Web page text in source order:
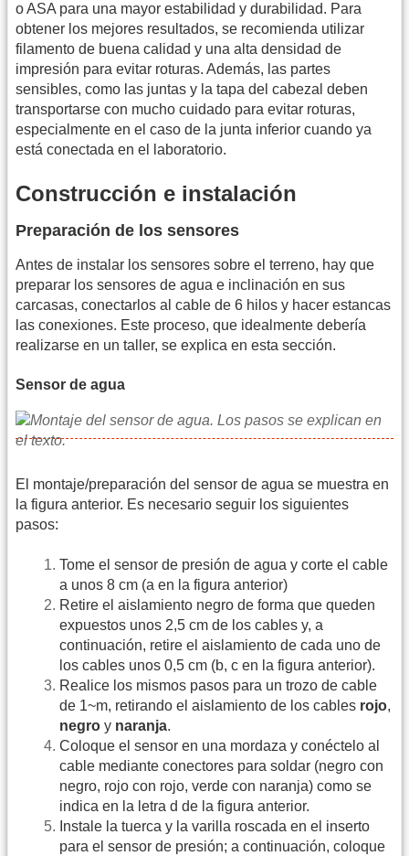
o ASA para una mayor estabilidad y durabilidad. Para
obtener los mejores resultados, se recomienda utilizar
filamento de buena calidad y una alta densidad de
impresión para evitar roturas. Además, las partes
sensibles, como las juntas y la tapa del cabezal deben
transportarse con mucho cuidado para evitar roturas,
especialmente en el caso de la junta inferior cuando ya
está conectada en el laboratorio.
Construcción e instalación
Preparación de los sensores
Antes de instalar los sensores sobre el terreno, hay que
preparar los sensores de agua e inclinación en sus
carcasas, conectarlos al cable de 6 hilos y hacer estancas
las conexiones. Este proceso, que idealmente debería
realizarse en un taller, se explica en esta sección.
Sensor de agua
El montaje/preparación del sensor de agua se muestra en
la figura anterior. Es necesario seguir los siguientes
pasos:
Tome el sensor de presión de agua y corte el cable
a unos 8 cm (a en la figura anterior)
Retire el aislamiento negro de forma que queden
expuestos unos 2,5 cm de los cables y, a
continuación, retire el aislamiento de cada uno de
los cables unos 0,5 cm (b, c en la figura anterior).
Realice los mismos pasos para un trozo de cable
de 1~m, retirando el aislamiento de los cables rojo,
negro y naranja.
Coloque el sensor en una mordaza y conéctelo al
cable mediante conectores para soldar (negro con
negro, rojo con rojo, verde con naranja) como se
indica en la letra d de la figura anterior.
Instale la tuerca y la varilla roscada en el inserto
para el sensor de presión; a continuación, coloque